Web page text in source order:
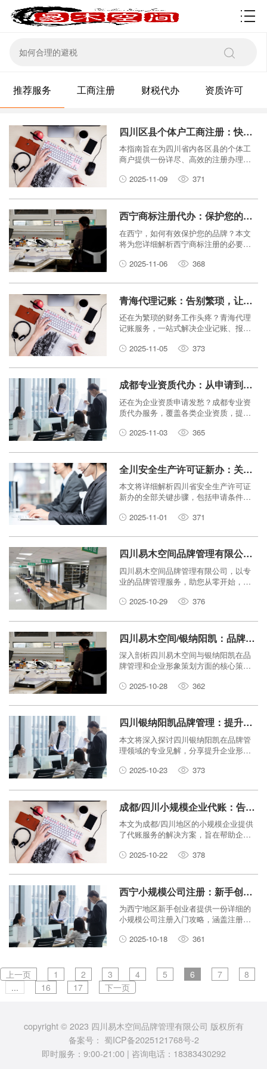
资质许可
推荐服务 工商注册 财税代办 资质许可
四川区县个体户工商注册：快速办理指南，告别繁琐流程！
本指南旨在为四川省内各区县的个体工
商户提供一份详尽、高效的注册办理流
轻松开启创业之路。
2025-11-09 371
西宁商标注册代办：保护您的品牌，从注册开始！
在西宁，如何有效保护您的品牌？本文
将为您详细解析西宁商标注册的必要
注册开始，为品牌构筑坚实壁垒。
2025-11-06 368
青海代理记账：告别繁琐，让专业人士助你一臂之力！
还在为繁琐的财务工作头疼？青海代理
记账服务，一站式解决企业记账、报
保驾护航，助您轻装上阵，专注于核心
2025-11-05 373
成都专业资质代办：从申请到获批，全程无忧！
还在为企业资质申请发愁？成都专业资
质代办服务，覆盖各类企业资质，提供
站式解决方案，让您的资质办理全程无
2025-11-03 365
全川安全生产许可证新办：关键步骤与注意事项
本文将详细解析四川省安全生产许可证
新办的全部关键步骤，包括申请条件、
帮助企业顺利获取安全生产许可证。
2025-11-01 371
四川易木空间品牌管理有限公司：打造卓越品牌，从这里开始！
四川易木空间品牌管理有限公司，以专
业的品牌管理服务，助您从零开始，打
飞。2025-10-29 376
四川易木空间/银纳阳凯：品牌管理与企业形象策划的秘密
深入剖析四川易木空间与银纳阳凯在品
牌管理和企业形象策划方面的核心策略
2025-10-28
362
四川银纳阳凯品牌管理：提升企业形象，你必须知道的秘诀！
本文将深入探讨四川银纳阳凯在品牌管
理领域的专业见解，分享提升企业形象
市场竞争中脱颖而出。
2025-10-23 373
成都/四川小规模企业代账：告别繁琐，专注核心业务
本文为成都/四川地区的小规模企业提供
了代账服务的解决方案，旨在帮助企业
到核心业务发展中。
2025-10-22 378
西宁小规模公司注册：新手创业者必看的入门攻略
为西宁地区新手创业者提供一份详细的
小规模公司注册入门攻略，涵盖注册流
顺利开启创业之路。
2025-10-18 361
上一页 1 2 3 4 5 6 7
8
...
16 17 下一页
copyright © 2023 四川易木空间品牌管理有限公司 版权所有
备案号： 蜀ICP备2025121768号-2
即时服务：9:00-21:00 | 咨询电话：18383430292